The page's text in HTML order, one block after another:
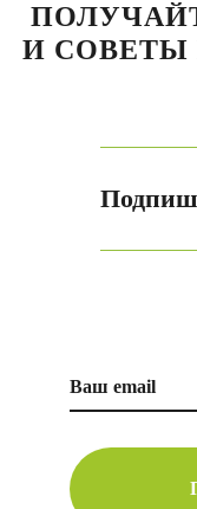
И СОВЕТЫ